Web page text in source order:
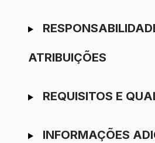
ATRIBUIÇÕES
REQUISITOS E
INFORMAÇÕES